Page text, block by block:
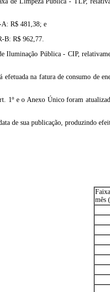
R$ 481,38; e
B: R$ 962,77.
Iluminação Pública - CIP,
efetuada na fatura de consumo de
1º e o Anexo Único foram
de sua publicação, produzindo
mês